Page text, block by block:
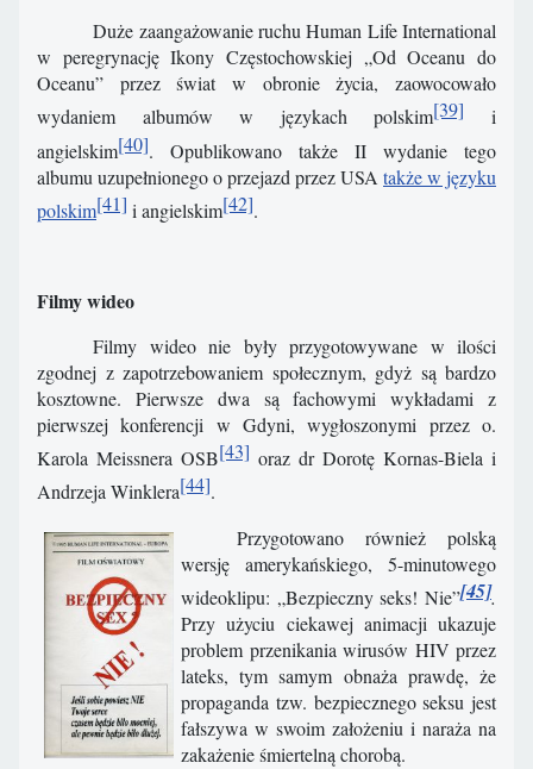
Duże zaangażowanie ruchu Human Life International
w peregrynację Ikony Częstochowskiej „Od Oceanu do
Oceanu” przez świat w obronie życia, zaowocowało
wydaniem albumów w językach polskim[39] i
angielskim[40]. Opublikowano także II wydanie tego
albumu uzupełnionego o przejazd przez USA także w języku
polskim[41] i angielskim[42].
Filmy wideo
Filmy wideo nie były przygotowywane w ilości
zgodnej z zapotrzebowaniem społecznym, gdyż są bardzo
kosztowne. Pierwsze dwa są fachowymi wykładami z
pierwszej konferencji w Gdyni, wygłoszonymi przez o.
Karola Meissnera OSB[43] oraz dr Dorotę Kornas-Biela i
Andrzeja Winklera[44].
Przygotowano również polską
wersję amerykańskiego, 5-minutowego
wideoklipu: „Bezpieczny seks! Nie”[45].
Przy użyciu ciekawej animacji ukazuje
problem przenikania wirusów HIV przez
lateks, tym samym obnaża prawdę, że
propaganda tzw. bezpiecznego seksu jest
fałszywa w swoim założeniu i naraża na
zakażenie śmiertelną chorobą.